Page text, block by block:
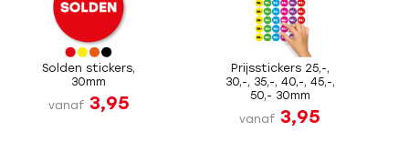
Solden stickers,
30mm
vanaf 3,95
Prijsstickers 25,-,
30,-, 35,-, 40,-, 45,-,
50,- 30mm
vanaf 3,95